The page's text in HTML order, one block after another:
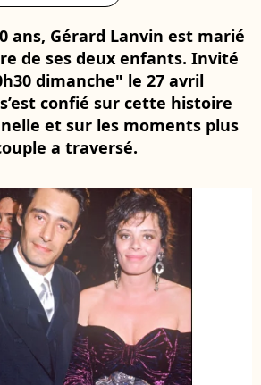
ans, Gérard Lanvin est marié
de ses deux enfants. Invité
dimanche" le 27 avril
confié sur cette histoire
et sur les moments plus
a traversé.